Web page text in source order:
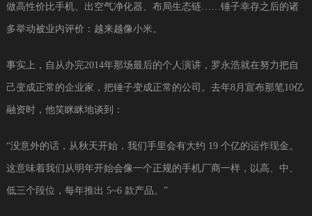
做高性价比手机、出空气净化器、布局生态链……锤子幸存之后的诸
多举动被业内评价：越来越像小米。
事实上，自从办完2014年那场最后的个人演讲，罗永浩就在努力把自
己变成正常的企业家，把锤子变成正常的公司。去年8月宣布那笔10亿
融资时，他笑眯眯地谈到：
“没意外的话，从秋天开始，我们手里会有大约 19 个亿的运作现金。
这意味着我们从明年开始会像一个正规的手机厂商一样，以高、中、
低三个段位，每年推出 5~6 款产品。”